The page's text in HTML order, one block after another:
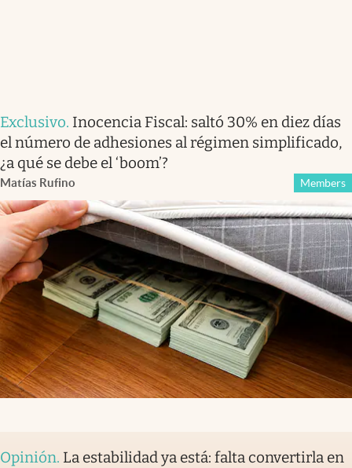
Exclusivo. Inocencia Fiscal: saltó 30% en diez días
el número de adhesiones al régimen simplificado,
¿a qué se debe el ‘boom’?
Matías Rufino Members
Opinión. La estabilidad ya está: falta convertirla en